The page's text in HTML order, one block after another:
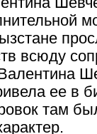
всюду
ее в
там